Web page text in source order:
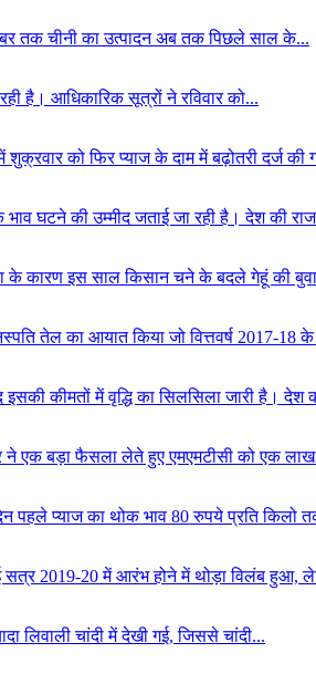
तक चीनी का उत्पादन अब तक पिछले साल के...
है। आधिकारिक सूत्रों ने रविवार को...
को फिर प्याज के दाम में बढ़ोतरी दर्ज की
घटने की उम्मीद जताई जा रही है। देश की
के कारण इस साल किसान चने के बदले गेहूं की
तेल का आयात किया जो वित्तवर्ष 2017-18
कीमतों में वृद्धि का सिलसिला जारी है। देश
एक बड़ा फैसला लेते हुए एमएमटीसी को एक
पहले प्याज का थोक भाव 80 रुपये प्रति किलो
सत्र 2019-20 में आरंभ होने में थोड़ा विलंब हुआ,
लिवाली चांदी में देखी गई, जिससे चांदी...